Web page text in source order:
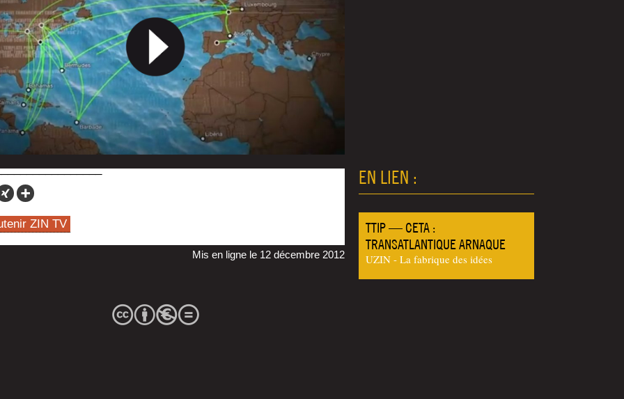
ZIN TV
Mis en ligne le 12 décembre 2012
EN LIEN :
TTIP — CETA :
TRANSATLANTIQUE ARNAQUE
UZIN - La fabrique des idées